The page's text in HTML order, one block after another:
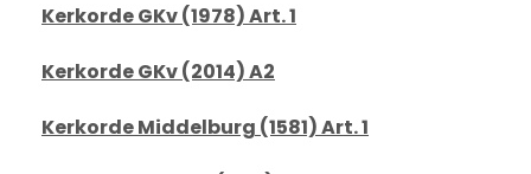
Kerkorde GKv (1978) Art. 1
Kerkorde GKv (2014) A2
Kerkorde Middelburg (1581) Art. 1